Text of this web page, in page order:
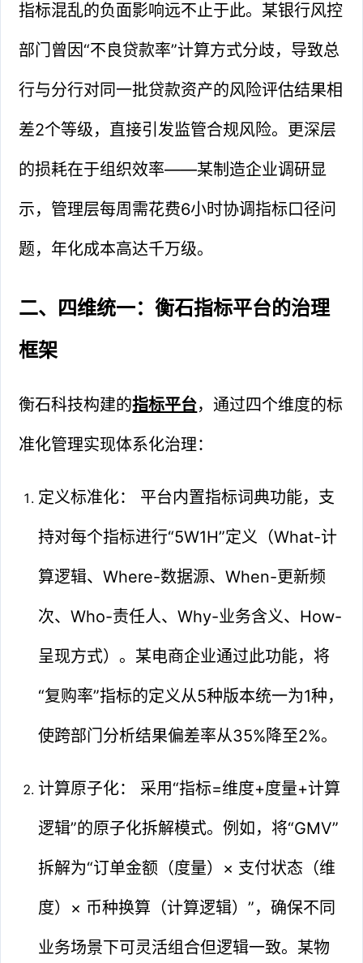
指标混乱的负面影响远不止于此。某银行风控
部门曾因“不良贷款率”计算方式分歧，导致总
行与分行对同一批贷款资产的风险评估结果相
差2个等级，直接引发监管合规风险。更深层
的损耗在于组织效率——某制造企业调研显
示，管理层每周需花费6小时协调指标口径问
题，年化成本高达千万级。
二、四维统一：衡石指标平台的治理
框架
衡石科技构建的指标平台，通过四个维度的标
准化管理实现体系化治理：
定义标准化： 平台内置指标词典功能，支
持对每个指标进行“5W1H”定义（What-计
算逻辑、Where-数据源、When-更新频
次、Who-责任人、Why-业务含义、How-
呈现方式）。某电商企业通过此功能，将
“复购率”指标的定义从5种版本统一为1种，
使跨部门分析结果偏差率从35%降至2%。
计算原子化： 采用“指标=维度+度量+计算
逻辑”的原子化拆解模式。例如，将“GMV”
拆解为“订单金额（度量）× 支付状态（维
度）× 币种换算（计算逻辑）”，确保不同
业务场景下可灵活组合但逻辑一致。某物